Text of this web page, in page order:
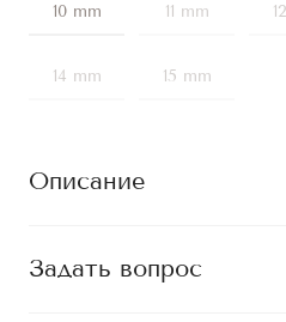
10 mm 11 mm
14 mm 15 mm
Описание
Задать вопрос